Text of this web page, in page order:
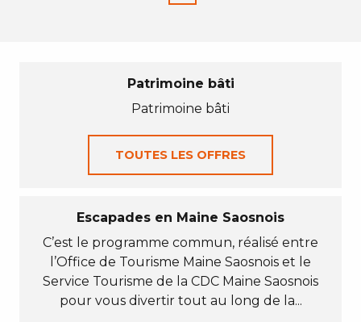
Patrimoine bâti
Patrimoine bâti
TOUTES LES OFFRES
Escapades en Maine Saosnois
C’est le programme commun, réalisé entre
l’Office de Tourisme Maine Saosnois et le
Service Tourisme de la CDC Maine Saosnois
pour vous divertir tout au long de la...